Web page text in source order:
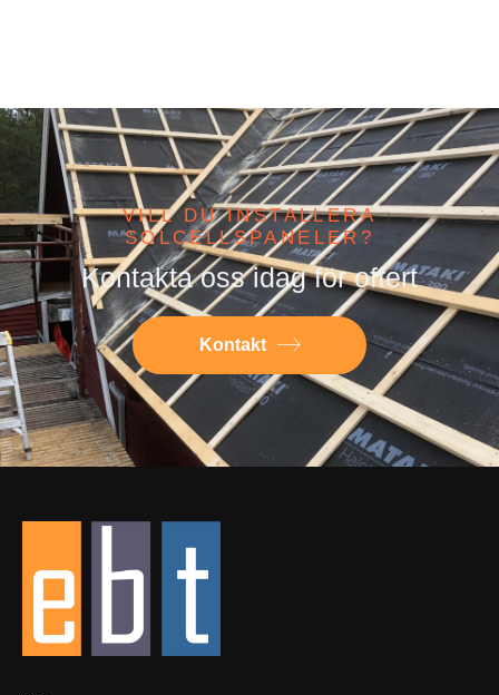
VILL DU INSTALLERA
SOLCELLSPANELER?
Kontakta oss idag för offert
Kontakt